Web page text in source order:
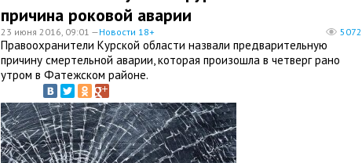
причина роковой аварии
23 июня 2016, 09:01 —Новости 18+ 5072
Правоохранители Курской области назвали предварительную
причину смертельной аварии, которая произошла в четверг рано
утром в Фатежском районе.